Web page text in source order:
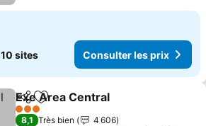
10 sites Consulter les prix
PartagerAjouter à mes favoris
Exe Area Central
3 Étoiles
8,1 Très bien
4 606